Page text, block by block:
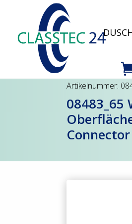
Artikelnummer:
08483_65